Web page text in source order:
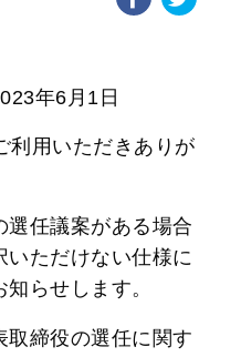
年6 月 1 日
利用いただきありが
選任議案がある場合
いただけない仕様に
らせします。
取締役の選任に関す